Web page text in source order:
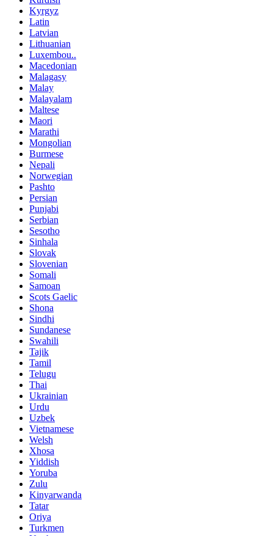
Kyrgyz
Latin
Latvian
Lithuanian
Luxembou..
Macedonian
Malagasy
Malay
Malayalam
Maltese
Maori
Marathi
Mongolian
Burmese
Nepali
Norwegian
Pashto
Persian
Punjabi
Serbian
Sesotho
Sinhala
Slovak
Slovenian
Somali
Samoan
Scots Gaelic
Shona
Sindhi
Sundanese
Swahili
Tajik
Tamil
Telugu
Thai
Ukrainian
Urdu
Uzbek
Vietnamese
Welsh
Xhosa
Yiddish
Yoruba
Zulu
Kinyarwanda
Tatar
Oriya
Turkmen